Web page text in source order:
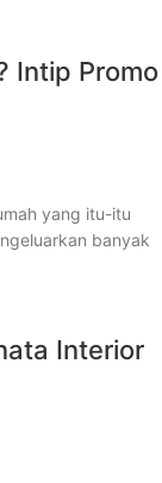
Intip Promo
yang itu-itu
banyak
Interior